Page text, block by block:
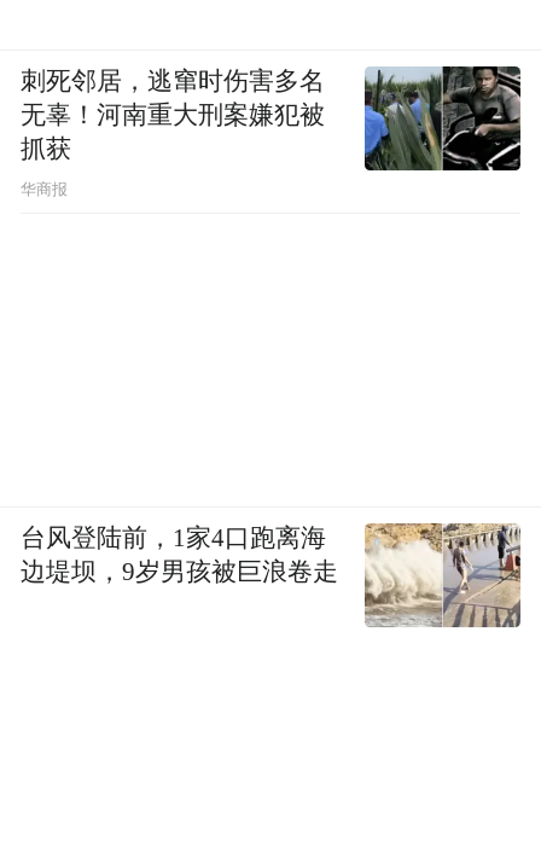
刺死邻居，逃窜时伤害多名
无辜！河南重大刑案嫌犯被
抓获
华商报
台风登陆前，1家4口跑离海
边堤坝，9岁男孩被巨浪卷走